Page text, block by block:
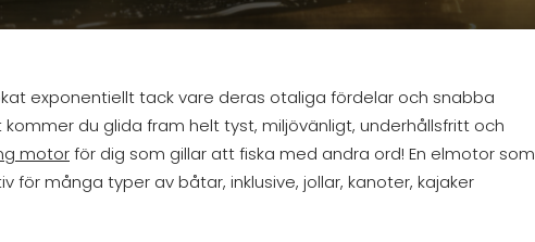
exponentiellt tack vare deras otaliga fördelar och snabba
du glida fram helt tyst, miljövänligt, underhållsfritt och
motorför dig som gillar att fiska med andra ord! En elmotor som
många typer av båtar, inklusive, jollar, kanoter, kajaker